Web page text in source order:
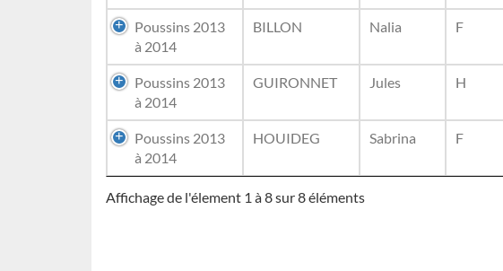
Poussins 2013
à 2014
BILLON Nalia F
Poussins 2013
à 2014
GUIRONNET Jules H
Poussins 2013
à 2014
HOUIDEG Sabrina F
Affichage de l'élement 1 à 8 sur 8 éléments